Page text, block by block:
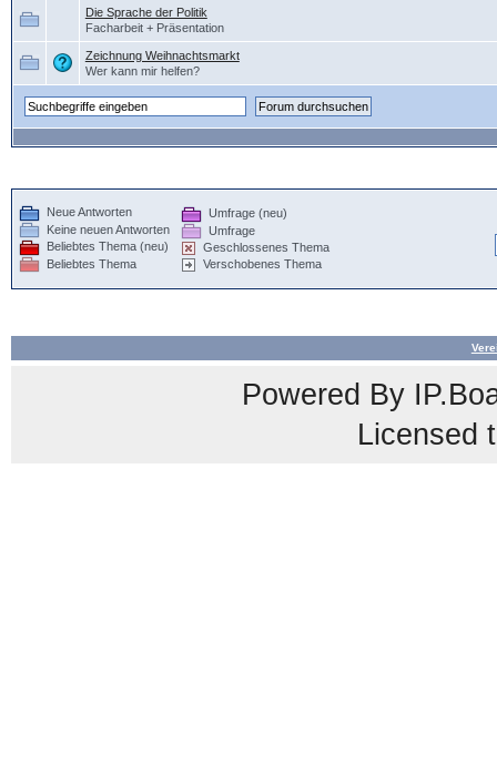
Die Sprache der Politik
Facharbeit + Präsentation
Zeichnung Weihnachtsmarkt
Wer kann mir helfen?
Neue Antworten
Keine neuen Antworten
Beliebtes Thema (neu)
Beliebtes Thema
Umfrage (neu)
Umfrage
Geschlossenes Thema
Verschobenes Thema
Powered By
Licensed